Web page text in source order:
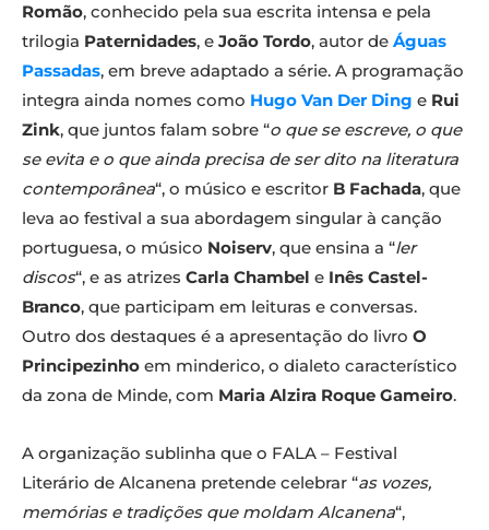
Romão, conhecido pela sua escrita intensa e pela
trilogia Paternidades, e João Tordo, autor de Águas
Passadas, em breve adaptado a série. A programação
integra ainda nomes como Hugo Van Der Ding e Rui
Zink, que juntos falam sobre “o que se escreve, o que
se evita e o que ainda precisa de ser dito na literatura
contemporânea“, o músico e escritor B Fachada, que
leva ao festival a sua abordagem singular à canção
portuguesa, o músico Noiserv, que ensina a “ler
discos“, e as atrizes Carla Chambel e Inês Castel-
Branco, que participam em leituras e conversas.
Outro dos destaques é a apresentação do livro O
Principezinho em minderico, o dialeto característico
da zona de Minde, com Maria Alzira Roque Gameiro.
A organização sublinha que o FALA – Festival
Literário de Alcanena pretende celebrar “as vozes,
memórias e tradições que moldam Alcanena“,